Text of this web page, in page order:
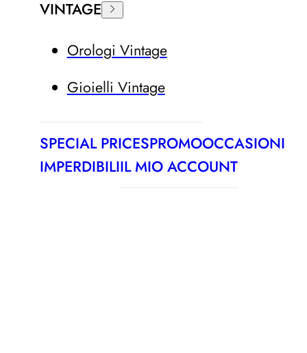
VINTAGE
Orologi Vintage
Gioielli Vintage
SPECIAL PRICESPROMOOCCASIONI
IMPERDIBILIIL MIO ACCOUNT